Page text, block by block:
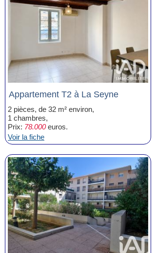
Appartement T2 à La Seyne
2 pièces, de 32 m² environ,
1 chambres,
Prix: 78.000euros.
Voir la fiche